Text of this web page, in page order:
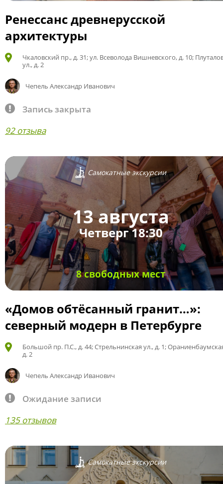
Ренессанс древнерусской
архитектуры
Чкаловский пр., д. 31; ул. Всеволода Вишневского, д. 10;
ул., д. 2
Чепель Александр Иванович
Запись закрыта
92 отзыва
Самокатные экскурсии
13 августа
Четверг 18:30
8 свободных мест
«Домов обтёсанный гранит…»:
северный модерн в Петербурге
Большой пр. П.С., д. 44; Стрельнинская ул., д. 1;
д. 2
Чепель Александр Иванович
Ожидание записи
135 отзывов
Самокатные экскурсии